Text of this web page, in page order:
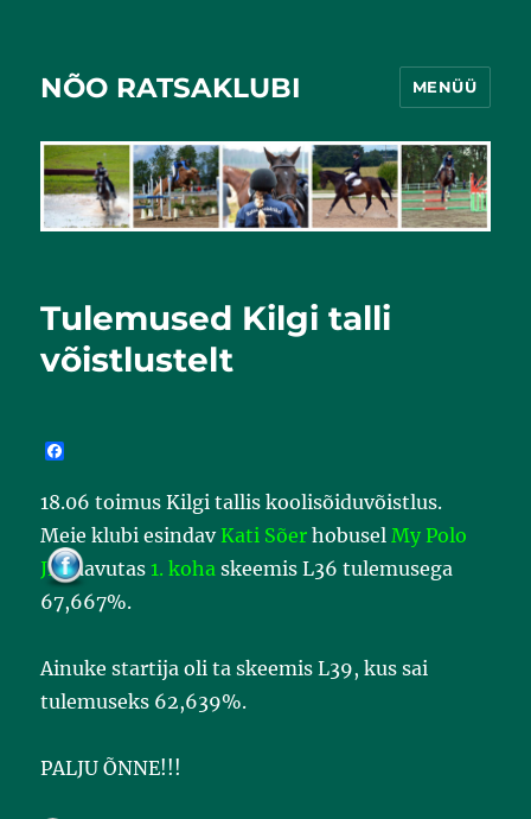
NÕO RATSAKLUBI MENÜÜ
Tulemused Kilgi talli
võistlustelt
e
b
o
o
k
18.06 toimus Kilgi tallis koolisõiduvõistlus.
Meie klubi esindavKati Sõer hobuselMy Polo
JPsaavutas1. koha skeemis L36 tulemusega
67,667%.
Ainuke startija oli ta skeemis L39, kus sai
tulemuseks 62,639%.
PALJU ÕNNE!!!